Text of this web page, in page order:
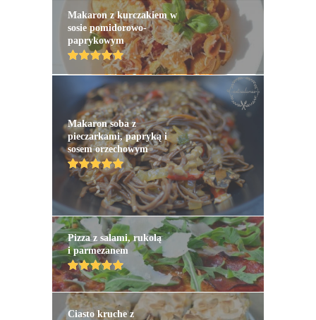
Makaron z kurczakiem w
sosie pomidorowo-
paprykowym
Makaron soba z
pieczarkami, papryką i
sosem orzechowym
Pizza z salami, rukolą
i parmezanem
Ciasto kruche z